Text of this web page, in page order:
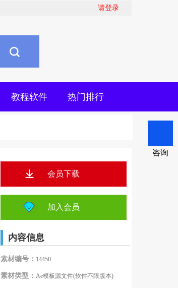
咨询
请登录
教程软件 热门排行
会员下载
加入会员
内容信息
素材编号： 14450
素材类型： Ae模板源文件(软件不限版本)